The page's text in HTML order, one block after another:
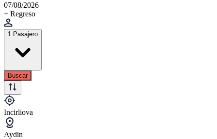
07/08/2026
+ Regreso
1 Pasajero
Buscar
Incirliova
Aydin